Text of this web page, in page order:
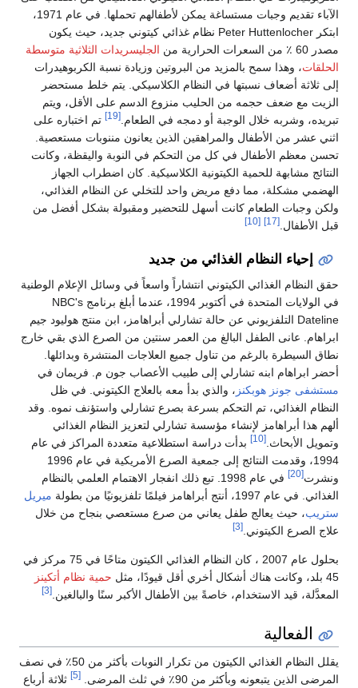
الآباء تقديم وجبات مستساغة يمكن لأطفالهم تحملها. في عام 1971،
ابتكر Peter Huttenlocher نظام غذائي كيتوني جديد، حيث يكون
مصدر 60 ٪ من السعرات الحرارية من
الجليسريدات الثلاثية متوسطة
الحلقات، وهذا سمح بالمزيد من البروتين وزيادة نسبة الكربوهيدرات
إلى ثلاثة أضعاف نسبتها في النظام الكلاسيكي. يتم خلط مستحضر
الزيت مع ضعف حجمه من الحليب منزوع الدسم على الأقل، ويتم
تبريده، وشربه خلال الوجبة أو دمجه في الطعام. [19]
تم اختباره على
اثني عشر من الأطفال والمراهقين الذين يعانون مننوبات مستعصية.
تحسن معظم الأطفال في كل من التحكم في النوبة واليقظة، وكانت
النتائج مشابهة للحمية الكيتونية الكلاسيكية. كان اضطراب الجهاز
الهضمي مشكلة، مما دفع مريض واحد للتخلي عن النظام الغذائي،
ولكن وجبات الطعام كانت أسهل للتحضير ومقبولة بشكل أفضل من
قبل الأطفال. [17]
[10]
إحياء النظام الغذائي من جديد
حقق النظام الغذائي الكيتوني انتشاراً واسعاً في وسائل الإعلام الوطنية
في الولايات المتحدة في أكتوبر 1994، عندما أبلغ برنامج NBC's
Dateline التلفزيوني عن حالة تشارلي أبراهامز، ابن منتج هوليود جيم
ابراهام. عانى الطفل البالغ من العمر سنتين من الصرع الذي بقي خارج
نطاق السيطرة بالرغم من تناول جميع العلاجات المنتشرة وبدائلها.
أحضر ابراهام ابنه تشارلي إلى طبيب الأعصاب جون م. فريمان في
مستشفى جونز هوبكنز ، والذي بدأ معه بالعلاج الكيتوني. في ظل
النظام الغذائي، تم التحكم بسرعة بصرع تشارلي واستؤنف نموه. وقد
ألهم هذا أبراهامز لإنشاء مؤسسة تشارلي لتعزيز النظام الغذائي
وتمويل الأبحاث. [10]
بدأت دراسة استطلاعية متعددة المراكز في عام
1994، وقدمت النتائج إلى جمعية الصرع الأمريكية في عام 1996
ونشرت[20]
في عام 1998. تبع ذلك انفجار الاهتمام العلمي بالنظام
الغذائي. في عام 1997، أنتج أبراهامز فيلمًا تلفزيونيًا من بطولة
ميريل
ستريب، حيث يعالج طفل يعاني من صرع مستعصي بنجاح من خلال
علاج الصرع الكيتوني. [3]
بحلول عام 2007 ، كان النظام الغذائي الكيتون متاحًا في 75 مركز في
45 بلد، وكانت هناك أشكال أخري أقل قيودًا، مثل
حمية نظام أتكينز
المعدَّلة، قيد الاستخدام، خاصةً بين الأطفال الأكبر سنًا والبالغين. [3]
الفعالية
يقلل النظام الغذائي الكيتون من تكرار النوبات بأكثر من 50٪ في نصف
المرضى الذين يتبعونه وبأكثر من 90٪ في ثلث المرضى.
[5]
ثلاثة أرباع